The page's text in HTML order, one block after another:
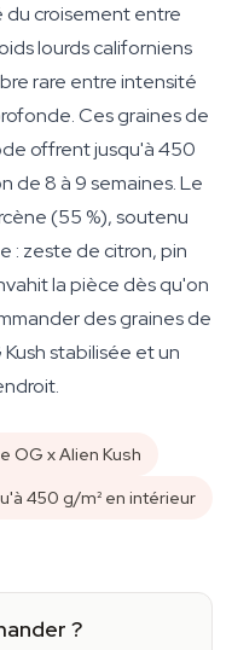
croisement entre
lourds californiens
rare entre intensité
Ces graines de
offrent jusqu'à 450
de 8 à 9 semaines. Le
(55 %), soutenu
: zeste de citron, pin
la pièce dès qu'on
des graines de
stabilisée et un
OG x Alien Kush
450 g/m² en intérieur
?